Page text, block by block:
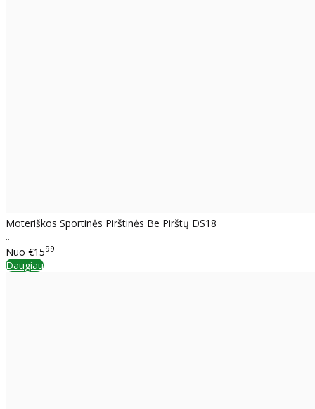
Moteriškos Sportinės Pirštinės Be Pirštų DS18
..
Nuo €1599
Daugiau